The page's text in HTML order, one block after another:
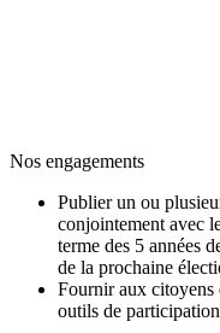
Nos engagements
Publier un ou
conjointement avec
terme des 5 années
de la prochaine
Fournir aux citoyens
outils de